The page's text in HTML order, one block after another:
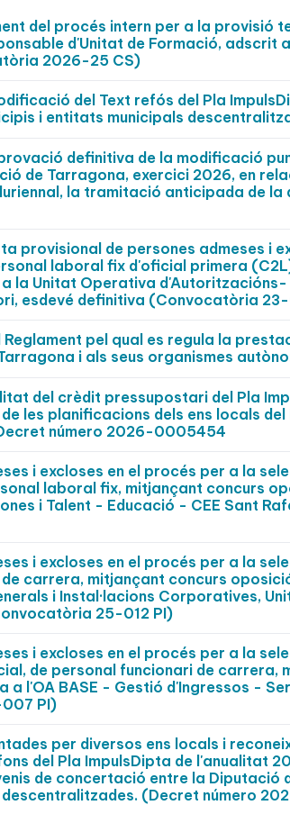
del procés intern per a la provisió
d'Unitat de Formació, adscrit
2026-25 CS)
del Text refós del Pla
i entitats municipals
definitiva de la modificació
de Tarragona, exercici 2026, en
la tramitació anticipada de la
provisional de persones admeses i
laboral fix d'oficial primera
la Unitat Operativa d'Autoritzacións-
esdevé definitiva (Convocatòria
pel qual es regula la
i als seus organismes
del crèdit pressupostari del Pla
les planificacions dels ens locals del
Decret número 2026-0005454
i excloses en el procés per a la
laboral fix, mitjançant concurs
i Talent - Educació - CEE Sant
i excloses en el procés per a la
carrera, mitjançant concurs
i Instal·lacions Corporatives,
25-012 PI)
i excloses en el procés per a la
de personal funcionari de carrera,
l'OA BASE - Gestió d'Ingressos -
PI)
per diversos ens locals i
del Pla ImpulsDipta de l'anualitat
de concertació entre la Diputació
(Decret número